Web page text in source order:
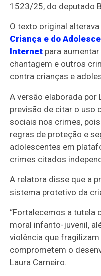
1523/25, do deputado
O texto original
Criança e do
Internet para
chantagem e outros
contra crianças e
A versão elaborada por
previsão de citar o uso
sociais nos crimes,
regras de proteção e
adolescentes em
crimes citados
A relatora disse que a
sistema protetivo da
“Fortalecemos a tutela
moral infanto-juvenil,
violência que
comprometem o
Laura Carneiro.